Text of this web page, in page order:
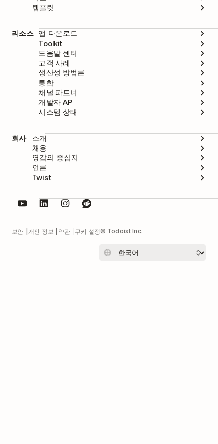
템플릿
리소스 앱 다운로드
Toolkit
도움말 센터
고객 사례
생산성 방법론
통합
채널 파트너
개발자 API
시스템 상태
회사
소개
채용
영감의 중심지
언론
Twist
보안 개인 정보 약관 쿠키 설정© Todoist Inc.